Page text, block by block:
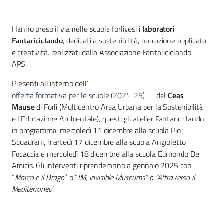
Introduzione
Hanno preso il via nelle scuole forlivesi i laboratori
Fantariciclando, dedicati a sostenibilità, narrazione applicata
e creatività. realizzati dalla Associazione Fantariciclando
APS.
Presenti all’interno dell’
offerta formativa per le scuole (2024-25)
del Ceas
Mausedi Forlì (Multicentro Area Urbana per la Sostenibilità
e l’Educazione Ambientale), questi gli atelier Fantariciclando
in programma: mercoledì 11 dicembre alla scuola Pio
Squadrani, martedì 17 dicembre alla scuola Angioletto
Focaccia e mercoledì 18 dicembre alla scuola Edmondo De
Amicis. Gli interventi riprenderanno a gennaio 2025 con
“Marco e il Drago” o “IM, Invisible Museums” o “AttraVerso il
Mediterraneo”.